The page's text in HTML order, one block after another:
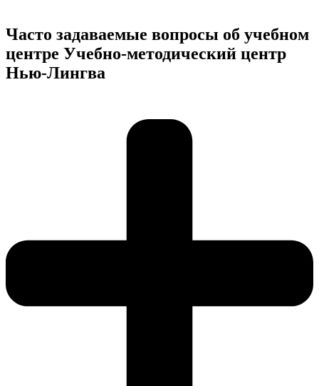
Часто задаваемые вопросы об учебном
центре Учебно-методический центр
Нью-Лингва